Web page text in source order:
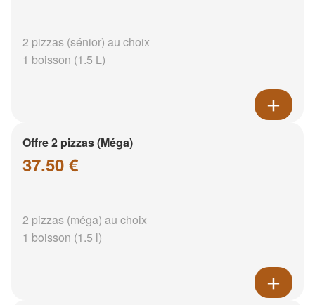
2 pizzas (sénior) au choix
1 boisson (1.5 L)
Offre 2 pizzas (Méga)
37.50 €
2 pizzas (méga) au choix
1 boisson (1.5 l)